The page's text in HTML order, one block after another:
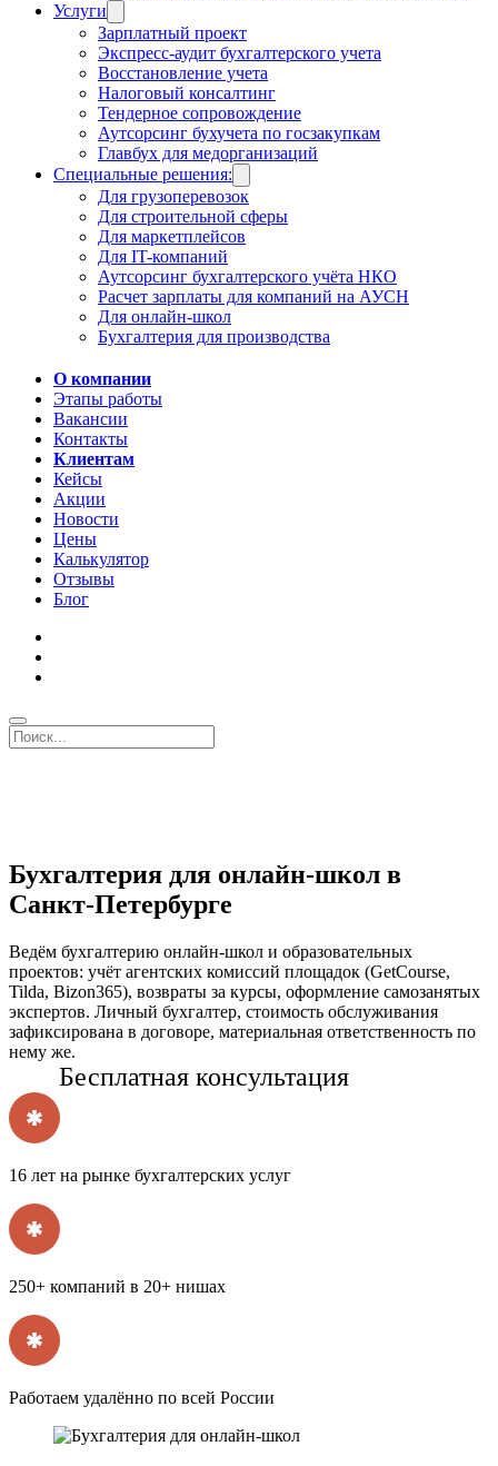
Услуги
Зарплатный проект
Экспресс-аудит бухгалтерского учета
Восстановление учета
Налоговый консалтинг
Тендерное сопровождение
Аутсорсинг бухучета по госзакупкам
Главбух для медорганизаций
Специальные решения:
Для грузоперевозок
Для строительной сферы
Для маркетплейсов
Для IT-компаний
Аутсорсинг бухгалтерского учёта НКО
Расчет зарплаты для компаний на АУСН
Для онлайн-школ
Бухгалтерия для производства
О компании
Этапы работы
Вакансии
Контакты
Клиентам
Кейсы
Акции
Новости
Цены
Калькулятор
Отзывы
Блог
Поиск
Бухгалтерия для онлайн-школ в
Санкт-Петербурге
Ведём бухгалтерию онлайн-школ и образовательных
проектов: учёт агентских комиссий площадок (GetCourse,
Tilda, Bizon365), возвраты за курсы, оформление самозанятых
экспертов. Личный бухгалтер, стоимость обслуживания
зафиксирована в договоре, материальная ответственность по
нему же.
Бесплатная консультация
16 лет на рынке бухгалтерских услуг
250+ компаний в 20+ нишах
Работаем удалённо по всей России